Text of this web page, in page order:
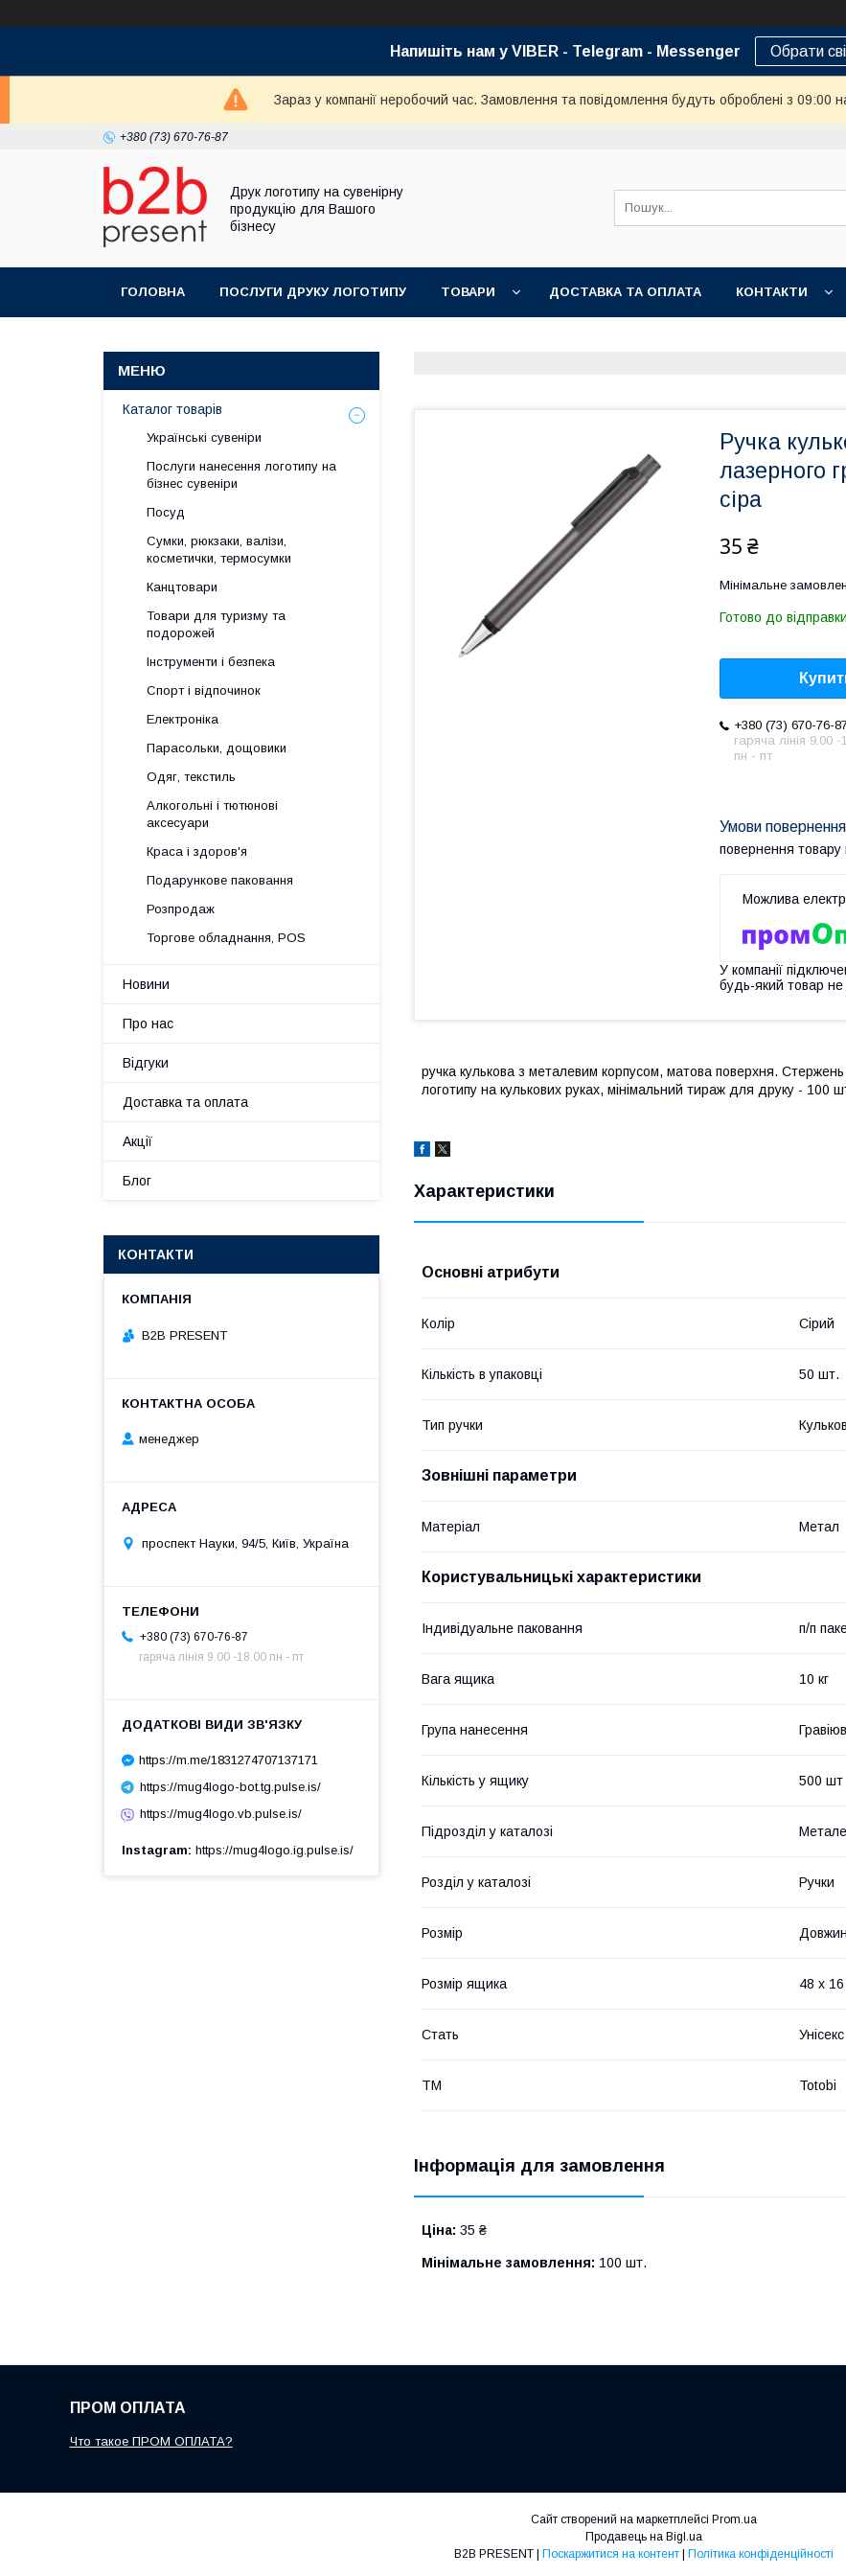
Напишіть нам у VIBER - Telegram - Messenger Обрати
Зараз у компанії неробочий час. Замовлення та повідомлення будуть оброблені з 09:00
+380 (73) 670-76-87
Друк логотипу на сувенірну
продукцію для Вашого
бізнесу
ГОЛОВНА ПОСЛУГИ ДРУКУ ЛОГОТИПУ ТОВАРИ ДОСТАВКА ТА ОПЛАТА КОНТАКТИ
Ручка
лазерного
сіра
35 ₴
Мінімальне
Готово до
+380 (73) 670-76-
гаряча лінія 9.00 -
пн - пт
повернення товару
У компанії
будь-який товар
ручка кулькова з металевим корпусом, матова поверхня.
логотипу на кулькових руках, мінімальний тираж для друку - 100
Характеристики
Основні атрибути
Колір Сірий
Кількість в упаковці 50 шт.
Тип ручки
Зовнішні параметри
Матеріал Метал
Користувальницькі характеристики
Індивідуальне паковання п/п
Вага ящика 10 кг
Група нанесення
Кількість у ящику 500 шт
Підрозділ у каталозі
Розділ у каталозі Ручки
Розмір
Розмір ящика 48 х
Стать Унісекс
ТМ Totobi
Інформація для замовлення
Ціна: 35 ₴
Мінімальне замовлення: 100 шт.
Каталог товарів
Українські сувеніри
Послуги нанесення логотипу на
бізнес сувеніри
Посуд
Сумки, рюкзаки, валізи,
косметички, термосумки
Канцтовари
Товари для туризму та
подорожей
Інструменти і безпека
Спорт і відпочинок
Електроніка
Парасольки, дощовики
Одяг, текстиль
Алкогольні і тютюнові
аксесуари
Краса і здоров'я
Подарункове паковання
Розпродаж
Торгове обладнання, POS
Новини
Про нас
Відгуки
Доставка та оплата
Акції
Блог
КОНТАКТИ
B2B PRESENT
менеджер
проспект Науки, 94/5, Київ, Україна
+380 (73) 670-76-87
гаряча лінія 9.00 -18.00 пн - пт
https://m.me/1831274707137171
https://mug4logo-bot.tg.pulse.is/
https://mug4logo.vb.pulse.is/
Instagram https://mug4logo.ig.pulse.is/
ПРОМ ОПЛАТА
Что такое ПРОМ ОПЛАТА?
Сайт створений на маркетплейсі Prom.ua
Продавець на Bigl.ua
B2B PRESENT | Поскаржитися на контент | Політика конфіденційності